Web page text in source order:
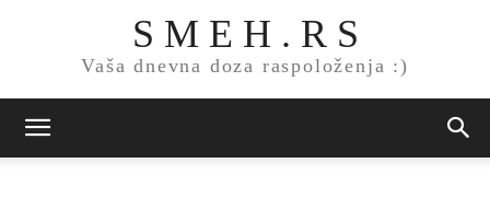
S M E H . R S
Vaša dnevna doza raspoloženja :)